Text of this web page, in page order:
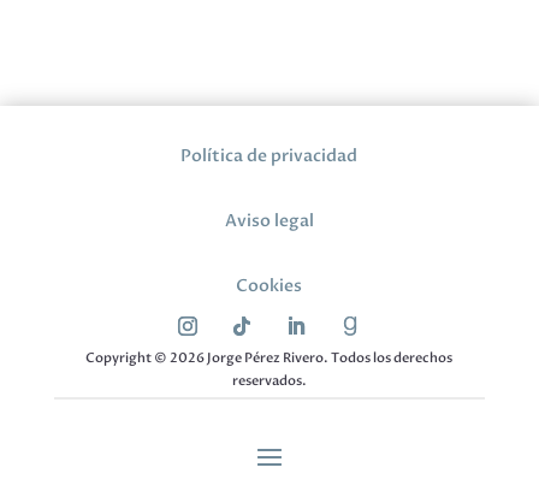
Política de privacidad
Aviso legal
Cookies
Copyright © 2026 Jorge Pérez Rivero. Todos los derechos
reservados.